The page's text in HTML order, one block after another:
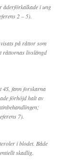
åderförkalkade i ung
2 – 5).
på råttor som
råttornas livslängd
4S, fann forskarna
förhöjd halt av
7).
i blodet. Både
skadlig.